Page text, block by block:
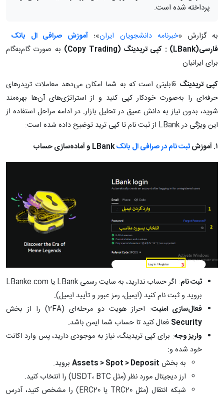
پرداخته شده است.
به گزارش «خبرنامه دانشجویان ایران»؛آموزش صرافی ال بانک
فارسی(LBank) :
کپی تریدینگ (Copy Trading)
به صورت گام‌به‌گام
برای ایرانیان
کپی تریدینگ قابلیتی است که به شما امکان می‌دهد معاملات تریدرهای
حرفه‌ای را به‌صورت خودکار کپی کنید و از استراتژی‌های آن‌ها بهره‌مند
شوید، بدون نیاز به دانش عمیق در تحلیل بازار. در ادامه مراحل استفاده از
این ویژگی در LBank از ثبت نام تا کپی ترید توضیح داده شده است:
۱. آموزشثبت نام در صرافی ال بانکLBank و آماده‌سازی حساب
ثبت نام
: اگر حساب ندارید، به سایت رسمی LBank یا LBanke.com
بروید و ثبت نام کنید (ایمیل، رمز عبور و تأیید ایمیل).
فعال‌سازی امنیت: احراز هویت دو مرحله‌ای (2FA) را از بخش
Security فعال کنید تا حساب شما ایمن باشد.
واریز وجه: برای کپی تریدینگ، نیاز به موجودی دارید، پس وارد اکانت
خود شده و:
به بخش Assets > Spot > Deposit بروید.
ارز دیجیتال مورد نظر (مثل USDT، BTC) را انتخاب کنید.
شبکه انتقال (مثل TRC20 یا ERC20) را مشخص کنید، آدرس